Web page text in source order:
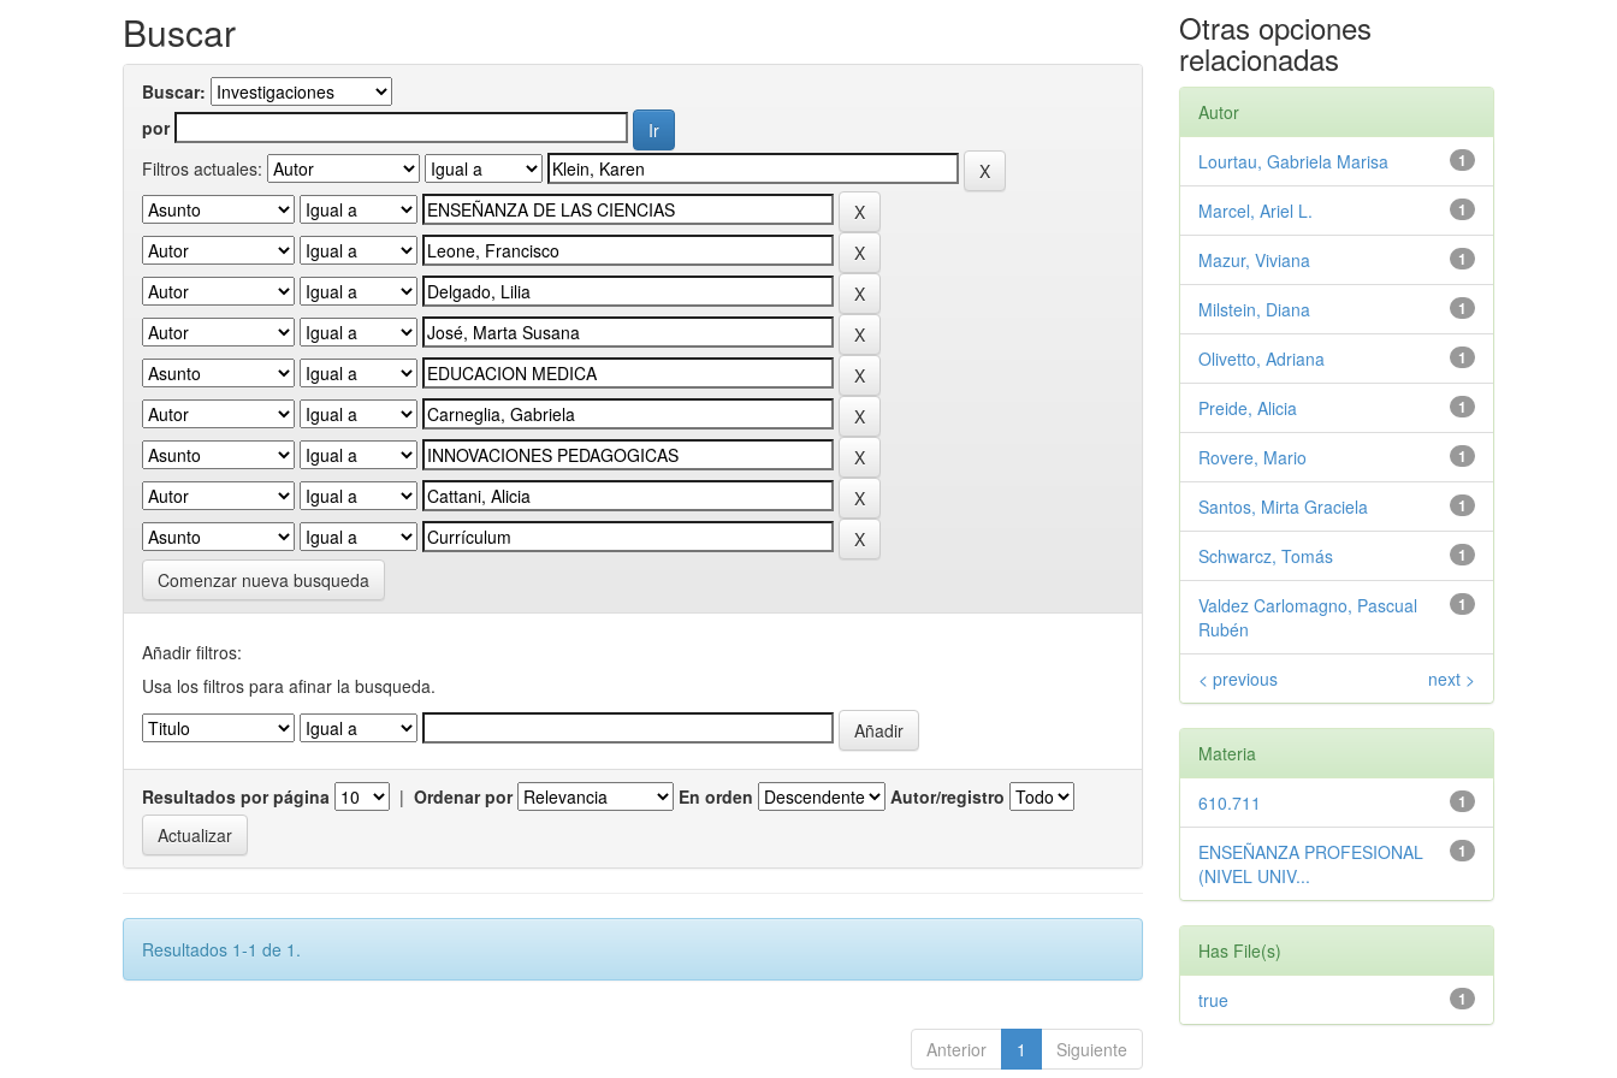
Buscar
Buscar:
por
Filtros actuales:
Comenzar nueva busqueda
Añadir filtros:
Usa los filtros para afinar la busqueda.
Resultados por página | Ordenar por En orden Autor/registro
Resultados 1-1 de 1.
Anterior 1 Siguiente
Otras opciones
relacionadas
Autor
1
Lourtau, Gabriela Marisa
1
Marcel, Ariel L.
1
Mazur, Viviana
1
Milstein, Diana
1
Olivetto, Adriana
1
Preide, Alicia
1
Rovere, Mario
1
Santos, Mirta Graciela
1
Schwarcz, Tomás
1
Valdez Carlomagno, Pascual
Rubén
< previous next >
Materia
1
610.711
1
ENSEÑANZA PROFESIONAL
(NIVEL UNIV...
Has File(s)
1
true